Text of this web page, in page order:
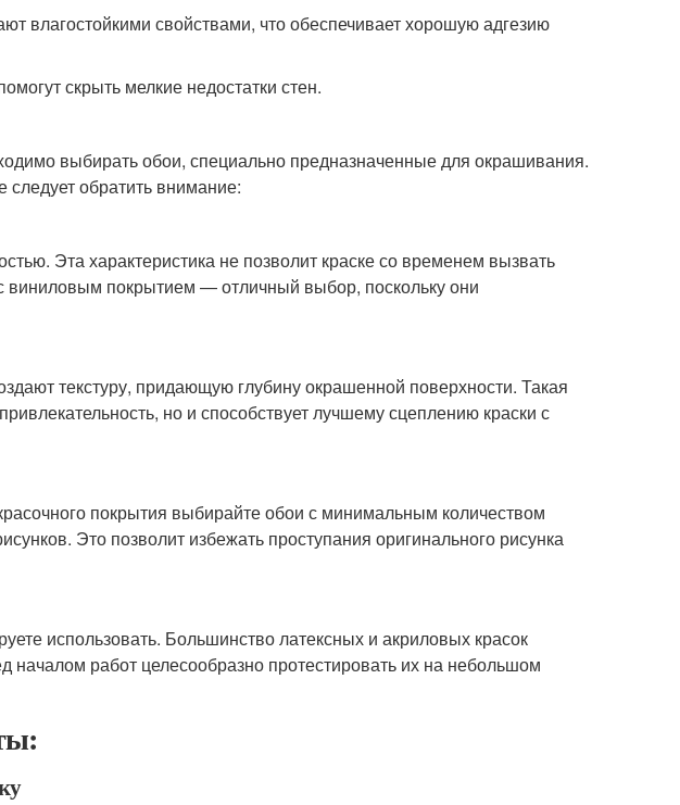
влагостойкими свойствами, что обеспечивает хорошую адгезию
скрыть мелкие недостатки стен.
выбирать обои, специально предназначенные для окрашивания.
следует обратить внимание:
Эта характеристика не позволит краске со временем вызвать
виниловым покрытием — отличный выбор, поскольку они
текстуру, придающую глубину окрашенной поверхности. Такая
но и способствует лучшему сцеплению краски с
покрытия выбирайте обои с минимальным количеством
Это позволит избежать проступания оригинального рисунка
использовать. Большинство латексных и акриловых красок
началом работ целесообразно протестировать их на небольшом